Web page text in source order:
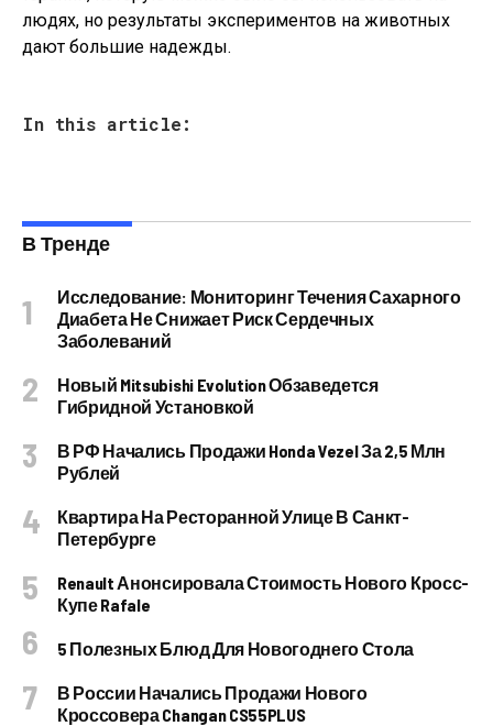
людях, но результаты экспериментов на животных
дают большие надежды.
In this article:
В Тренде
Исследование: Мониторинг Течения Сахарного
Диабета Не Снижает Риск Сердечных
Заболеваний
Новый Mitsubishi Evolution Обзаведется
Гибридной Установкой
В РФ Начались Продажи Honda Vezel За 2,5 Млн
Рублей
Квартира На Ресторанной Улице В Санкт-
Петербурге
Renault Анонсировала Стоимость Нового Кросс-
Купе Rafale
5 Полезных Блюд Для Новогоднего Стола
В России Начались Продажи Нового
Кроссовера Changan CS55PLUS